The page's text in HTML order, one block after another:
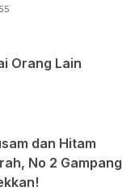
Orang Lain
dan Hitam
No 2 Gampang